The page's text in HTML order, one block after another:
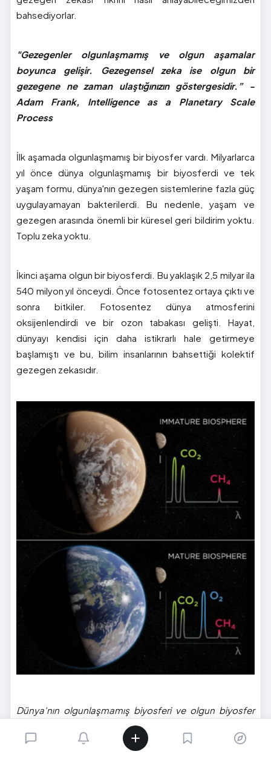
bahsediyorlar.
"Gezegenler olgunlaşmamış ve olgun aşamalar
boyunca gelişir. Gezegensel zeka ise olgun bir
gezegene ne zaman ulaştığınızın göstergesidir.” -
Adam Frank, Intelligence as a Planetary Scale
Process
İlk aşamada olgunlaşmamış bir biyosfer vardı. Milyarlarca
yıl önce dünya olgunlaşmamış bir biyosferdi ve tek
yaşam formu, dünya'nın gezegen sistemlerine fazla güç
uygulayamayan bakterilerdi. Bu nedenle, yaşam ve
gezegen arasında önemli bir küresel geri bildirim yoktu.
Toplu zeka yoktu.
İkinci aşama olgun bir biyosferdi. Bu yaklaşık 2,5 milyar ila
540 milyon yıl önceydi. Önce fotosentez ortaya çıktı ve
sonra bitkiler. Fotosentez dünya atmosferini
oksijenlendirdi ve bir ozon tabakası gelişti. Hayat,
dünyayı kendisi için daha istikrarlı hale getirmeye
başlamıştı ve bu, bilim insanlarının bahsettiği kolektif
gezegen zekasıdır.
Dünya'nın olgunlaşmamış biyosferi ve olgun biyosfer
evreleri. Olgun biyosfer aşaması ancak fotosentetik
organizmalar Dünya'nın biyolojik olmayan süreçleriyle